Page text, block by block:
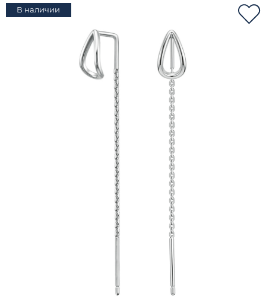
В наличии